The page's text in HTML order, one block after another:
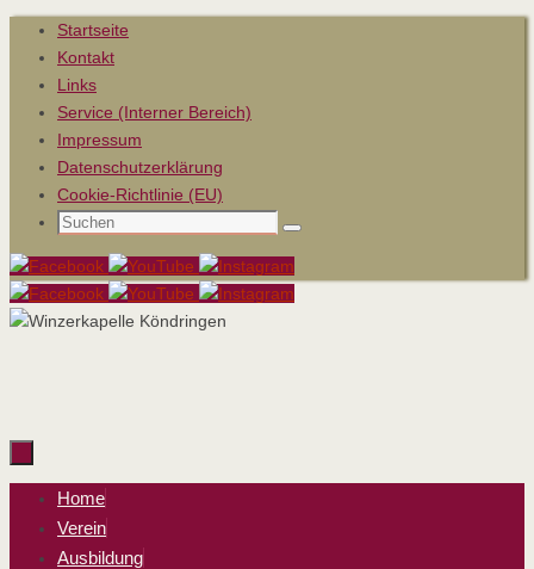
Zum
Inhalt
springen
Startseite
Kontakt
Links
Service (Interner Bereich)
Impressum
Datenschutzerklärung
Cookie-Richtlinie (EU)
Suchen
Suchen
Zum
springen
Home
Verein
Ausbildung